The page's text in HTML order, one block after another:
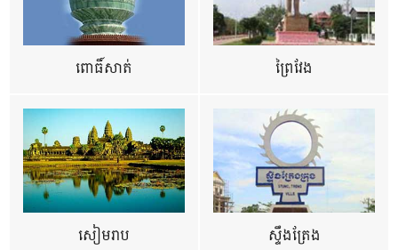
ពោធិ៍សាត់ ព្រៃវែង
សៀមរាប ស្ទឹងត្រែង